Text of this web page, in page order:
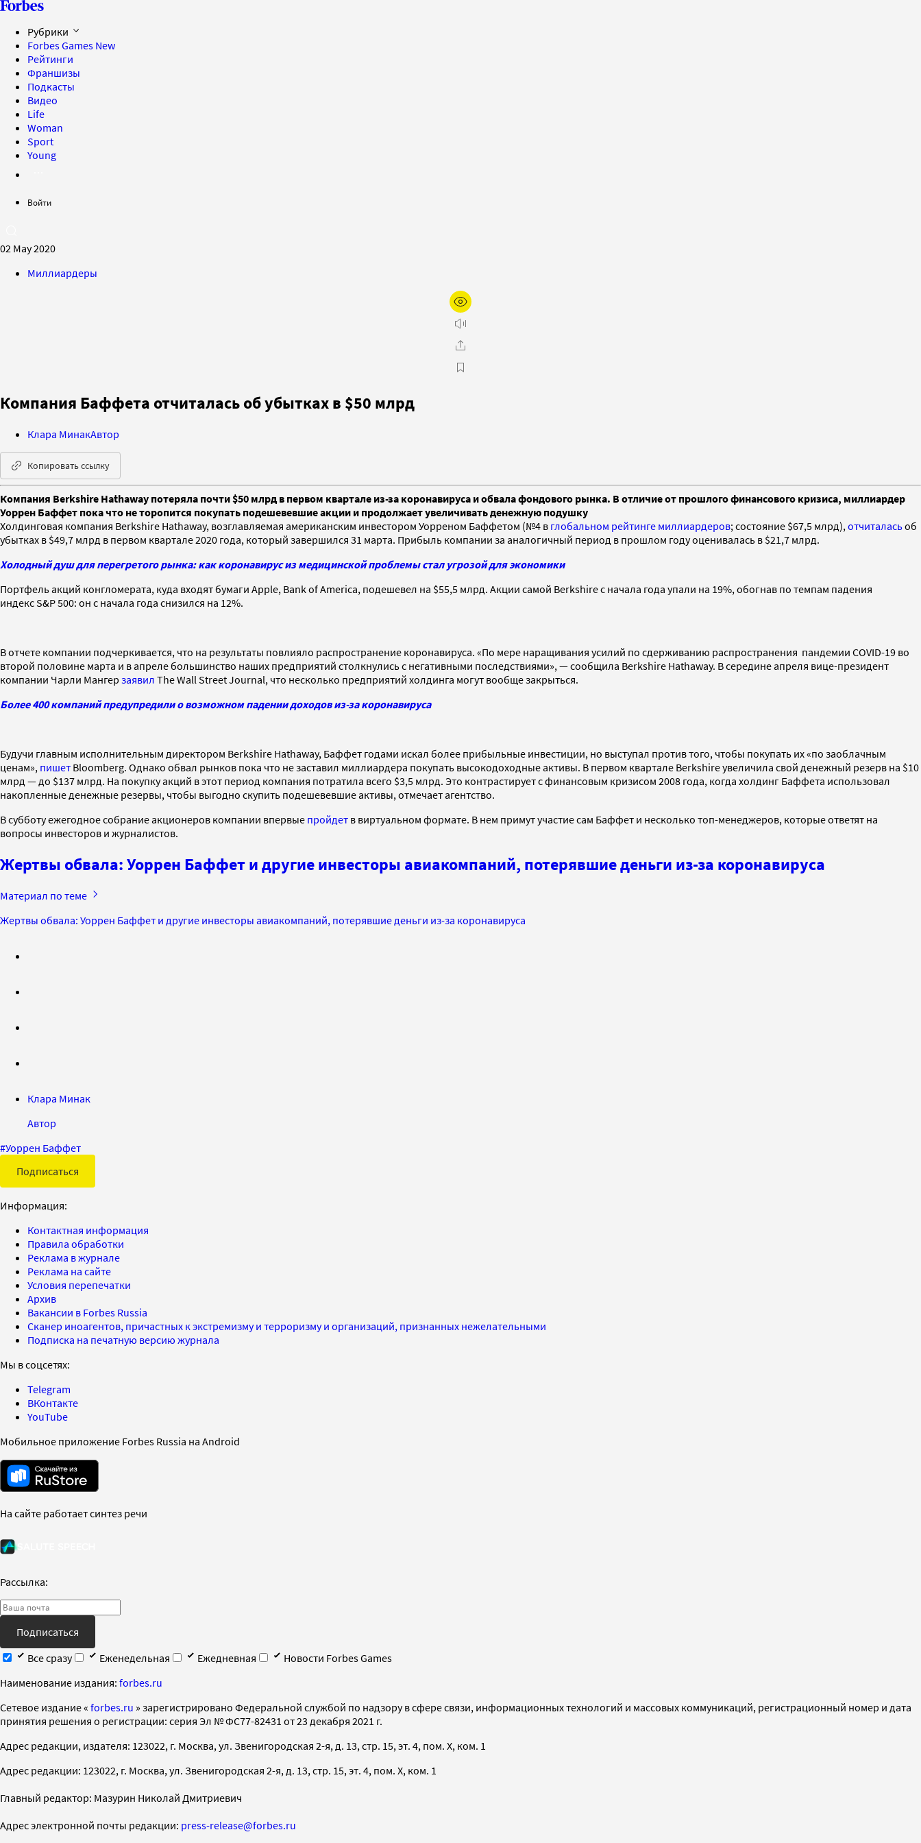
Рубрики
Forbes Games New
Рейтинги
Франшизы
Подкасты
Видео
Life
Woman
Sport
Young
Войти
02 May 2020
Миллиардеры
Компания Баффета отчиталась об убытках в $50 млрд
Клара МинакАвтор
Копировать ссылку
Компания Berkshire Hathaway потеряла почти $50 млрд в первом квартале из-за коронавируса и обвала фондового рынка. В отличие от прошлого финансового кризиса, миллиардер
Уоррен Баффет пока что не торопится покупать подешевевшие акции и продолжает увеличивать денежную подушку
Холдинговая компания Berkshire Hathaway, возглавляемая американским инвестором Уорреном Баффетом (№4 в глобальном рейтинге миллиардеров; состояние $67,5 млрд), отчиталасьоб
убытках в $49,7 млрд в первом квартале 2020 года, который завершился 31 марта. Прибыль компании за аналогичный период в прошлом году оценивалась в $21,7 млрд.
Холодный душ для перегретого рынка: как коронавирус из медицинской проблемы стал угрозой для экономики
Портфель акций конгломерата, куда входят бумаги Apple, Bank of America, подешевел на $55,5 млрд. Акции самой Berkshire с начала года упали на 19%, обогнав по темпам падения
индекс S&P 500: он с начала года снизился на 12%.
В отчете компании подчеркивается, что на результаты повлияло распространение коронавируса. «По мере наращивания усилий по сдерживанию распространения пандемии COVID-19 во
второй половине марта и в апреле большинство наших предприятий столкнулись с негативными последствиями», — сообщила Berkshire Hathaway. В середине апреля вице-президент
компании Чарли Мангер заявил The Wall Street Journal, что несколько предприятий холдинга могут вообще закрыться.
Более 400 компаний предупредили о возможном падении доходов из-за коронавируса
Будучи главным исполнительным директором Berkshire Hathaway, Баффет годами искал более прибыльные инвестиции, но выступал против того, чтобы покупать их «по заоблачным
ценам», пишет Bloomberg. Однако обвал рынков пока что не заставил миллиардера покупать высокодоходные активы. В первом квартале Berkshire увеличила свой денежный резерв на $10
млрд — до $137 млрд. На покупку акций в этот период компания потратила всего $3,5 млрд. Это контрастирует с финансовым кризисом 2008 года, когда холдинг Баффета использовал
накопленные денежные резервы, чтобы выгодно скупить подешевевшие активы, отмечает агентство.
В субботу ежегодное собрание акционеров компании впервые пройдет в виртуальном формате. В нем примут участие сам Баффет и несколько топ-менеджеров, которые ответят на
вопросы инвесторов и журналистов.
Жертвы обвала: Уоррен Баффет и другие инвесторы авиакомпаний, потерявшие деньги из-за коронавируса
Материал по теме
Жертвы обвала: Уоррен Баффет и другие инвесторы авиакомпаний, потерявшие деньги из-за коронавируса
Клара Минак
Автор
#Уоррен Баффет
Подписаться
Информация:
Контактная информация
Правила обработки
Реклама в журнале
Реклама на сайте
Условия перепечатки
Архив
Вакансии в Forbes Russia
Сканер иноагентов, причастных к экстремизму и терроризму и организаций, признанных нежелательными
Подписка на печатную версию журнала
Мы в соцсетях:
Telegram
ВКонтакте
YouTube
Мобильное приложение Forbes Russia на Android
На сайте работает синтез речи
Рассылка:
Подписаться
Все сразу
Еженедельная Ежедневная
Новости Forbes Games
Наименование издания: forbes.ru
Cетевое издание « forbes.ru » зарегистрировано Федеральной службой по надзору в сфере связи, информационных технологий и массовых коммуникаций, регистрационный номер и дата
принятия решения о регистрации: серия Эл № ФС77-82431 от 23 декабря 2021 г.
Адрес редакции, издателя: 123022, г. Москва, ул. Звенигородская 2-я, д. 13, стр. 15, эт. 4, пом. X, ком. 1
Адрес редакции: 123022, г. Москва, ул. Звенигородская 2-я, д. 13, стр. 15, эт. 4, пом. X, ком. 1
Главный редактор: Мазурин Николай Дмитриевич
Адрес электронной почты редакции: press-release@forbes.ru